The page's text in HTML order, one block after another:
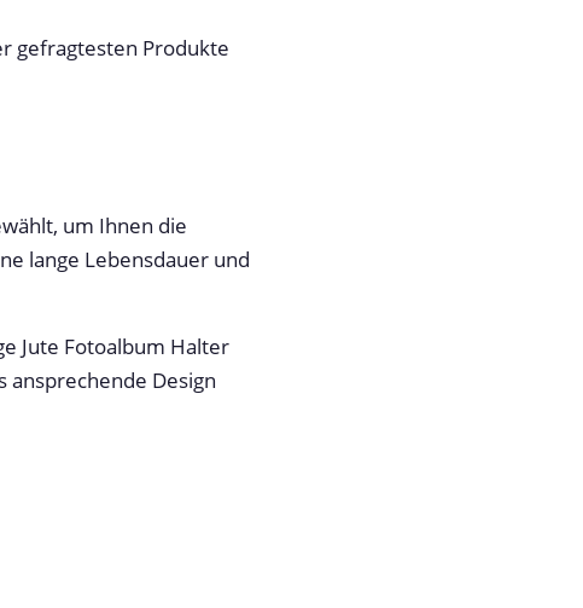
gefragtesten Produkte
um Ihnen die
lange Lebensdauer und
Jute Fotoalbum Halter
ansprechende Design